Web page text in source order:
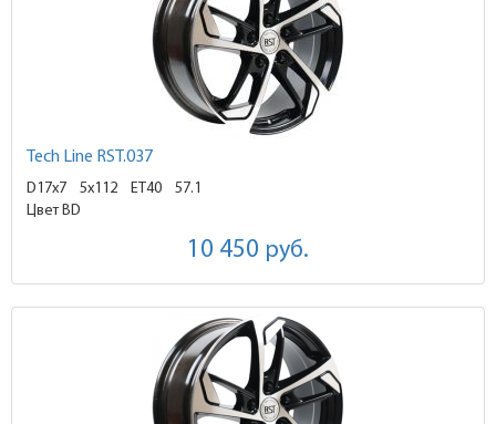
Tech Line RST.037
D17x7 5x112 ET40
57.1
Цвет BD
10 450 руб.